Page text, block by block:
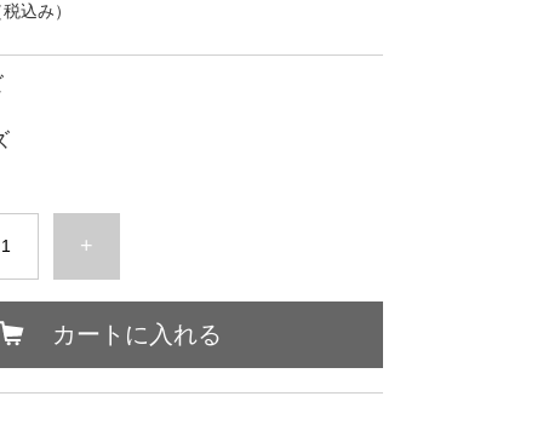
込み）
+
カートに入れる